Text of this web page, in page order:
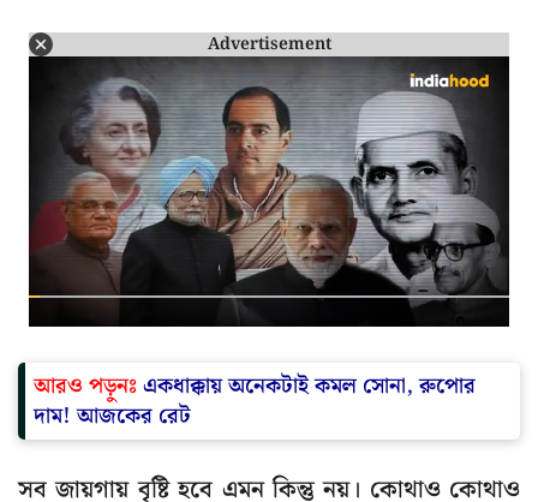
Advertisement
আরও পড়ুনঃএকধাক্কায় অনেকটাই কমল সোনা, রুপোর
দাম! আজকের রেট
সব জায়গায় বৃষ্টি হবে এমন কিন্তু নয়। কোথাও কোথাও